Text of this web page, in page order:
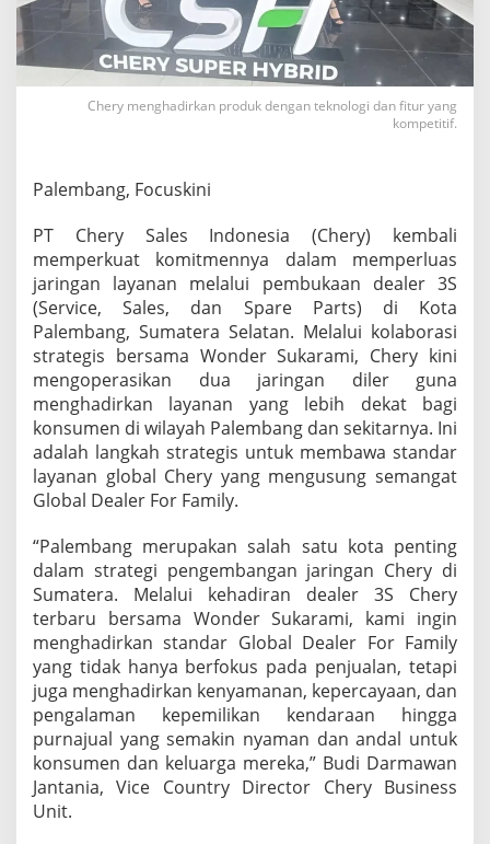
d
i
S
u
m
,
h
e
r
e
m
k
a
n
D
e
a
e
r
3
S
a
r
d
i
P
a
e
Chery menghadirkan produk dengan teknologi dan fitur yang
kompetitif.
Palembang, Focuskini
PT Chery Sales Indonesia (Chery) kembali
memperkuat komitmennya dalam memperluas
jaringan layanan melalui pembukaan dealer 3S
(Service, Sales, dan Spare Parts) di Kota
Palembang, Sumatera Selatan. Melalui kolaborasi
strategis bersama Wonder Sukarami, Chery kini
mengoperasikan dua jaringan diler guna
menghadirkan layanan yang lebih dekat bagi
konsumen di wilayah Palembang dan sekitarnya. Ini
adalah langkah strategis untuk membawa standar
layanan global Chery yang mengusung semangat
Global Dealer For Family.
“Palembang merupakan salah satu kota penting
dalam strategi pengembangan jaringan Chery di
Sumatera. Melalui kehadiran dealer 3S Chery
terbaru bersama Wonder Sukarami, kami ingin
menghadirkan standar Global Dealer For Family
yang tidak hanya berfokus pada penjualan, tetapi
juga menghadirkan kenyamanan, kepercayaan, dan
pengalaman kepemilikan kendaraan hingga
purnajual yang semakin nyaman dan andal untuk
konsumen dan keluarga mereka,” Budi Darmawan
Jantania, Vice Country Director Chery Business
Unit.